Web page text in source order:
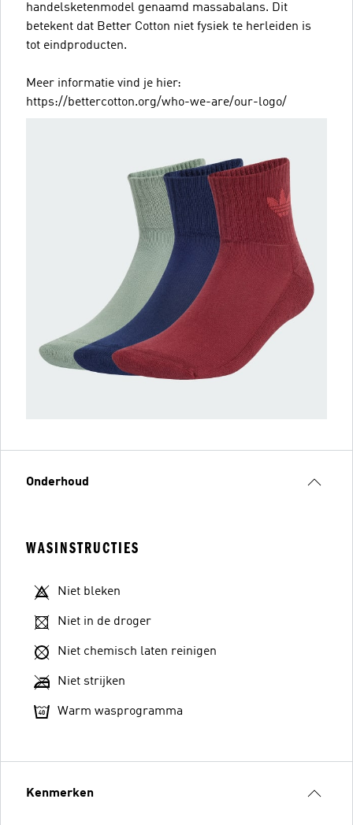
handelsketenmodel genaamd massabalans. Dit
betekent dat Better Cotton niet fysiek te herleiden is
tot eindproducten.
Meer informatie vind je hier:
https://bettercotton.org/who-we-are/our-logo/
Onderhoud
WASINSTRUCTIES
Niet bleken
Niet in de droger
Niet chemisch laten reinigen
Niet strijken
Warm wasprogramma
Kenmerken